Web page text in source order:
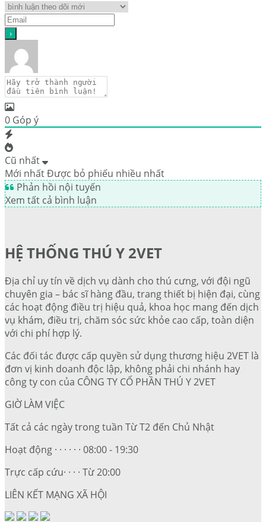
0 Góp ý
Cũ nhất
Mới nhấtĐược bỏ phiếu nhiều nhất
Phản hồi nội tuyến
Xem tất cả bình luận
HỆ THỐNG THÚ Y 2VET
Địa chỉ uy tín về dịch vụ dành cho thú cưng, với đội ngũ
chuyên gia – bác sĩ hàng đầu, trang thiết bị hiện đại, cùng
các hoạt động điều trị hiệu quả, khoa học mang đến dịch
vụ khám, điều trị, chăm sóc sức khỏe cao cấp, toàn diện
với chi phí hợp lý.
Các đối tác được cấp quyền sử dụng thương hiệu 2VET là
đơn vị kinh doanh độc lập, không phải chi nhánh hay
công ty con của CÔNG TY CỔ PHẦN THÚ Y 2VET
GIỜ LÀM VIỆC
Tất cả các ngày trong tuần Từ T2 đến Chủ Nhật
Hoạt động · · · · · · 08:00 - 19:30
Trực cấp cứu· · · · Từ 20:00
LIÊN KẾT MẠNG XÃ HỘI